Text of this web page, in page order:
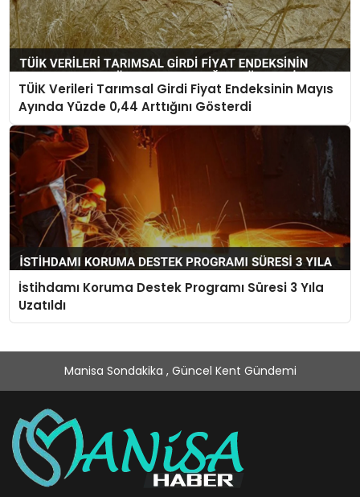
TÜİK Verileri Tarımsal Girdi Fiyat Endeksinin Mayıs
Ayında Yüzde 0,44 Arttığını Gösterdi
İstihdamı Koruma Destek Programı Süresi 3 Yıla
Uzatıldı
Manisa Sondakika , Güncel Kent Gündemi